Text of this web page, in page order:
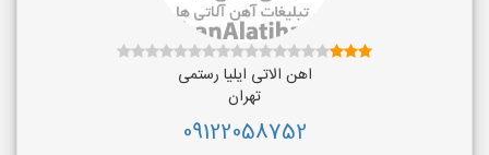
اهن الاتی ایلیا رستمی
تهران
09122058752